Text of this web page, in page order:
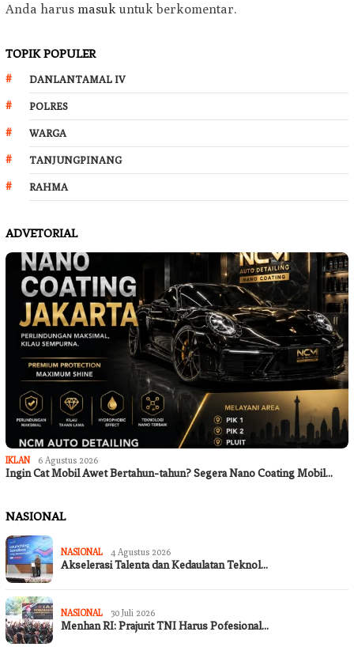
Anda harus masuk untuk berkomentar.
TOPIK POPULER
DANLANTAMAL IV
POLRES
WARGA
TANJUNGPINANG
RAHMA
ADVETORIAL
IKLAN 6 Agustus 2026
Ingin Cat Mobil Awet Bertahun-tahun? Segera Nano Coating Mobil…
NASIONAL
NASIONAL 4 Agustus 2026
Akselerasi Talenta dan Kedaulatan Teknol…
NASIONAL 30 Juli 2026
Menhan RI: Prajurit TNI Harus Pofesional…